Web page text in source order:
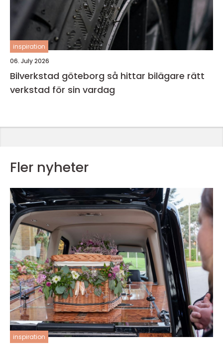
inspiration
06. July 2026
Bilverkstad göteborg så hittar bilägare rätt
verkstad för sin vardag
Fler nyheter
inspiration